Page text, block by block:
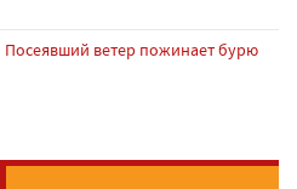
Посеявший ветер пожинает бурю